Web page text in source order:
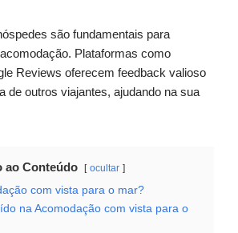
são fundamentais para
Plataformas como
Reviews oferecem feedback valioso
de outros viajantes, ajudando na sua
ao Conteúdo ocultar
com vista para o mar?
na Acomodação com vista para o